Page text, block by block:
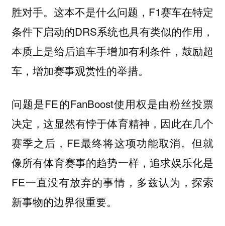
胜对手。这本不是什么问题，F1赛车在特定
条件下启动的DRS系统也具有类似的作用，
本质上是给后追车手增加有利条件，鼓励超
车，增加赛事观赏性的举措。
问题是FE的FanBoost使用权是由粉丝投票
决定，这显然有悖于体育精神，因此在几个
赛季之后，FE最终将这项功能取消。但就
像所有体育赛事的趋势一样，追求娱乐化是
FE一直没有放弃的事情，多兹认为，探索
新事物的边界很重要。